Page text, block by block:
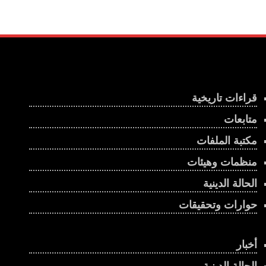
قراءات تاريخية
متابعات
مكتبة الملفات
منظمات وهيئات
الحالة الدينية
حوارات وتحقيقات
أخبار